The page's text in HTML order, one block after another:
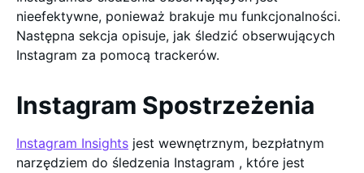
nieefektywne, ponieważ brakuje mu funkcjonalności.
Następna sekcja opisuje, jak śledzić obserwujących
Instagram za pomocą trackerów.
Instagram Spostrzeżenia
Instagram Insights jest wewnętrznym, bezpłatnym
narzędziem do śledzenia Instagram , które jest